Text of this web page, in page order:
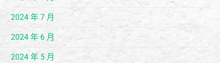
2024 年 7 月
2024 年 6 月
2024 年 5 月